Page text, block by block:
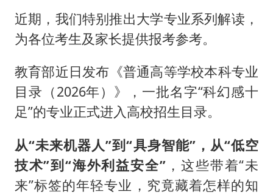
浙江台州《告全体市民书》
梁家辉百花奖演讲落泪
大V：马科斯把路走绝了
香港正式允许“拒绝抢救”
近期，我们特别推出‌大学专业系列解读‌，
为各位考生及家长提供报考参考。
教育部近日发布《普通高等学校本科专业
目录（2026年）》，一批名字“科幻感十
足”的专业正式进入高校招生目录。
从“未来机器人”到“具身智能”，从“低空
技术”到“海外利益安全”，这些带着“未
来”标签的年轻专业，究竟藏着怎样的知